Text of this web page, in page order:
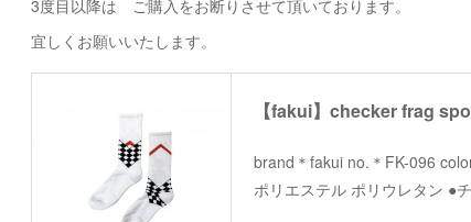
3度目以降は ご購入をお断りさせて頂いております。
宜しくお願いいたします。
brand＊fakui no.＊FK-096
ポリエステル ポリウレタン ●